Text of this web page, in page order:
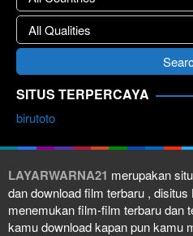
SITUS TERPERCAYA
birutoto
LAYARWARNA21 merupakan
dan download film terbaru ,
menemukan film-film terbaru dan
kamu download kapan pun kamu